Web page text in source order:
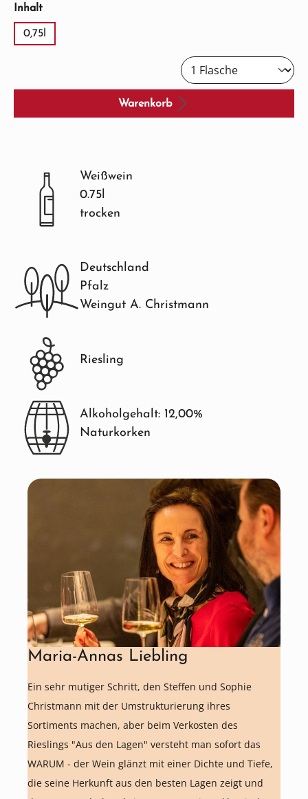
Inhaltauswählen
0,75l
Warenkorb
Weißwein
0.75l
trocken
Deutschland
Pfalz
Weingut A. Christmann
Riesling
Alkoholgehalt: 12,00%
Naturkorken
Maria-Annas Liebling
Ein sehr mutiger Schritt, den Steffen und Sophie
Christmann mit der Umstrukturierung ihres
Sortiments machen, aber beim Verkosten des
Rieslings "Aus den Lagen" versteht man sofort das
WARUM - der Wein glänzt mit einer Dichte und Tiefe,
die seine Herkunft aus den besten Lagen zeigt und